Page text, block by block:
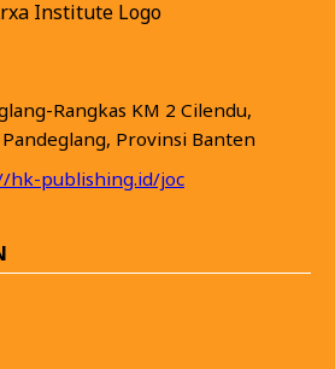
Rangkas KM 2 Cilendu,
Pandeglang, Provinsi Banten
hk-publishing.id/joc